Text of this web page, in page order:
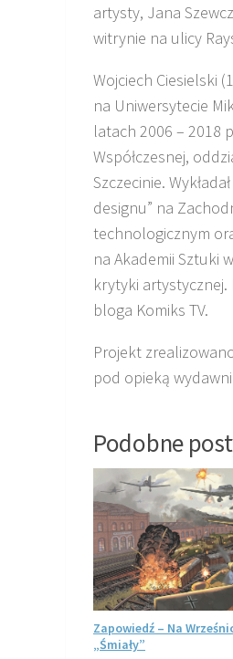
artysty, Jana
witrynie na ulicy
Wojciech Ciesielski
na Uniwersytecie
latach 2006 – 2018
Współczesnej,
Szczecinie.
designu” na
technologicznym
na Akademii Sztuki
krytyki artystycznej.
bloga Komiks TV.
Projekt
pod opieką
Podobne
Zapowiedź – Na
„Śmiały”